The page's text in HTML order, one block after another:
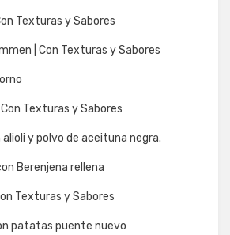
Texturas y Sabores
| Con Texturas y Sabores
Texturas y Sabores
y polvo de aceituna negra.
Berenjena rellena
Texturas y Sabores
patatas puente nuevo